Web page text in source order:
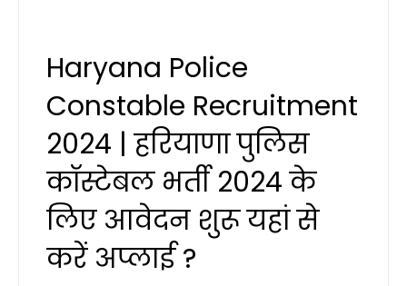
Haryana Police
Constable Recruitment
2024 | हरियाणा पुलिस
कॉस्टेबल भर्ती 2024 के
लिए आवेदन शुरू यहां से
करें अप्लाई ?